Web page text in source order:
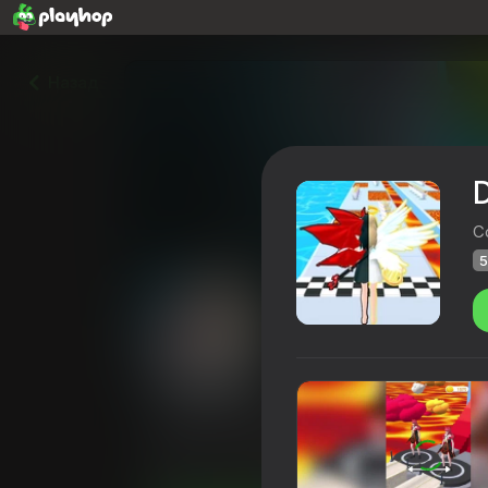
Destiny And Dressing
Рейтинг Playhop 4,1 Оценка
Для девочек Cocos